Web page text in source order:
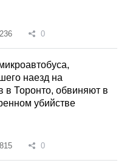
0
наезд на
в Торонто, обвиняют в
убийстве
0